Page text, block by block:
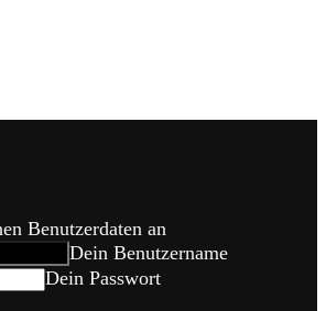
Benutzerdaten an
Dein Benutzername
Dein Passwort